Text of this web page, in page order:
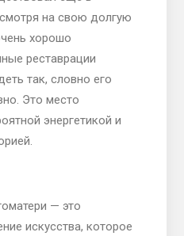
на свою долгую
хорошо
реставрации
так, словно его
Это место
энергетикой и
— это
искусства, которое